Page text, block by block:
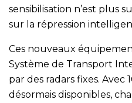
sensibilisation n’est plus
sur la répression
Ces nouveaux
Système de Transport
par des radars fixes. Avec
désormais disponibles,